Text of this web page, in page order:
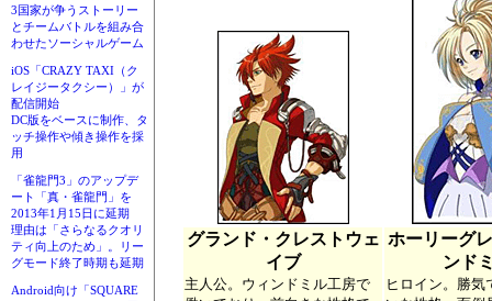
3国家が争うストーリー
とチームバトルを組み合
わせたソーシャルゲーム
iOS「CRAZY TAXI（ク
レイジータクシー）」が
配信開始
DC版をベースに制作、タ
ッチ操作や傾き操作を採
用
「雀龍門3」のアップデ
ート「真・雀龍門」を
2013年1月15日に延期
理由は「さらなるクオリ
ティ向上のため」。リー
グモード終了時期も延期
Android向け「SQUARE
グランド・クレストウェ
イブ
主人公。ウィンドミル工房で
ホーリーグ
ンド
ヒロイン。勝気